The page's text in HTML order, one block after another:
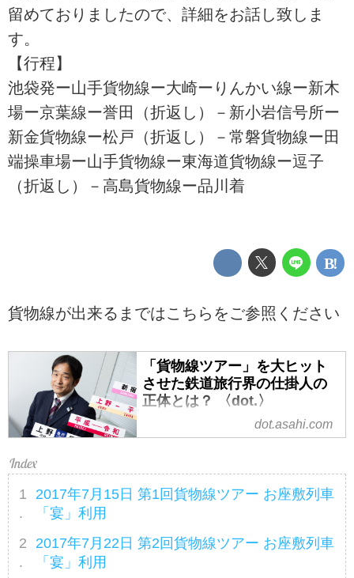
留めておりましたので、詳細をお話し致しま
す。
【行程】
池袋発ー山手貨物線ー大崎ーりんかい線ー新木
場ー京葉線ー誉田（折返し）－新小岩信号所ー
新金貨物線ー松戸（折返し）－常磐貨物線ー田
端操車場ー山手貨物線ー東海道貨物線ー逗子
（折返し）－高島貨物線ー品川着
貨物線が出来るまではこちらをご参照ください
「貨物線ツアー」を大ヒット
させた鉄道旅行界の仕掛人の
正体とは？ 〈dot.〉
企画したツアーは連日満席。キ
リズムの大塚雅士氏（51）だ。貨
は走ることのない「...
dot.asahi.com
2017年7月15日 第1回貨物線ツアー お座敷列車
「宴」利用
2017年7月22日 第2回貨物線ツアー お座敷列車
「宴」利用